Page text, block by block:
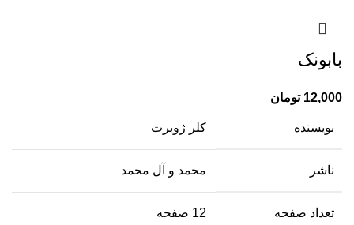
بابونک
12,000 تومان
نویسنده کلر ژوبرت
ناشر محمد و آل محمد
تعداد صفحه 12 صفحه